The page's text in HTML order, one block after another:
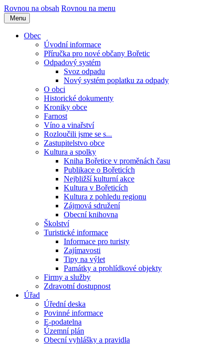
Rovnou na obsah Rovnou na menu
Menu
Obec
Úvodní informace
Příručka pro nové občany Bořetic
Odpadový systém
Svoz odpadu
Nový systém poplatku za odpady
O obci
Historické dokumenty
Kroniky obce
Farnost
Víno a vinařství
Rozloučili jsme se s...
Zastupitelstvo obce
Kultura a spolky
Kniha Bořetice v proměnách času
Publikace o Bořeticích
Nejbližší kulturní akce
Kultura v Bořeticích
Kultura z pohledu regionu
Zájmová sdružení
Obecní knihovna
Školství
Turistické informace
Informace pro turisty
Zajímavosti
Tipy na výlet
Památky a prohlídkové objekty
Firmy a služby
Zdravotní dostupnost
Úřad
Úřední deska
Povinné informace
E-podatelna
Územní plán
Obecní vyhlášky a pravidla